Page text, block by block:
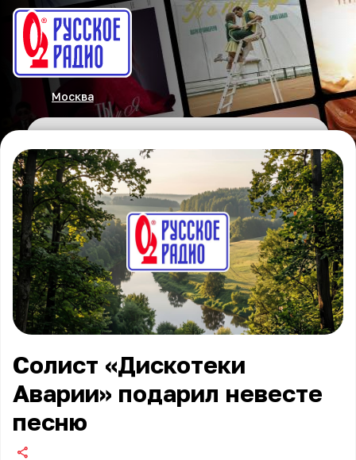
Москва
Солист «Дискотеки
Аварии» подарил невесте
песню